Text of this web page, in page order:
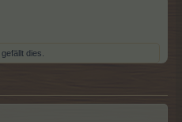
gefällt dies.